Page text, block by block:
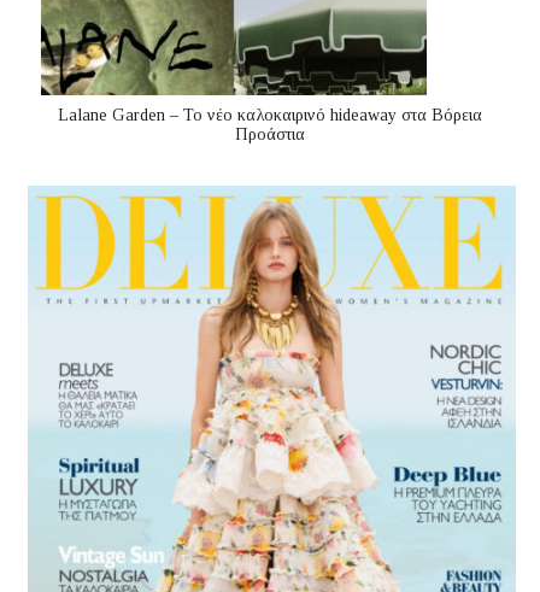
Lalane Garden – Το νέο καλοκαιρινό hideaway στα Βόρεια
Προάστια